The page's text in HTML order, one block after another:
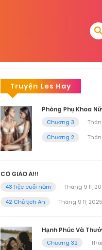
Truyện Les Hay
Phòng Phụ Khoa
Chương 3
Chương 2
CÔ GIÁO À!!!
43 Tiệc cuối năm
Tháng 9 11,
42 Chủ tịch An
Tháng 9 11, 2025
Hạnh Phúc Và
Chương 32